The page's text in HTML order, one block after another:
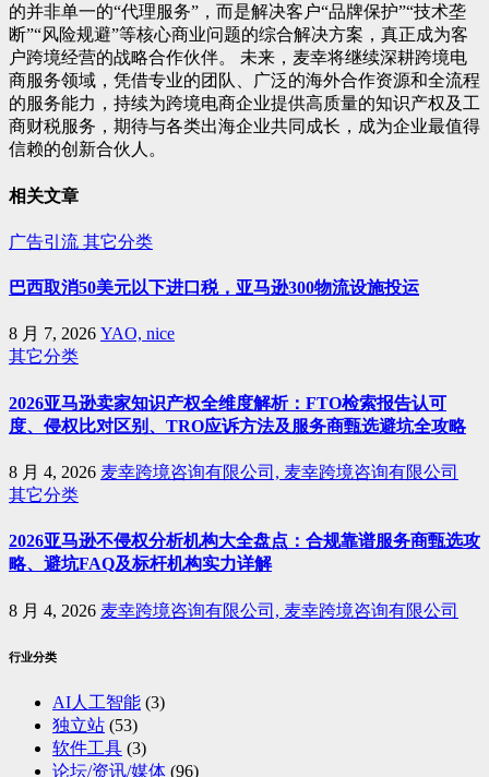
的并非单一的“代理服务”，而是解决客户“品牌保护”“技术垄
断”“风险规避”等核心商业问题的综合解决方案，真正成为客
户跨境经营的战略合作伙伴。 未来，麦幸将继续深耕跨境电
商服务领域，凭借专业的团队、广泛的海外合作资源和全流程
的服务能力，持续为跨境电商企业提供高质量的知识产权及工
商财税服务，期待与各类出海企业共同成长，成为企业最值得
信赖的创新合伙人。
相关文章
广告引流 其它分类
巴西取消50美元以下进口税，亚马逊300物流设施投运
8 月 7, 2026 YAO, nice
其它分类
2026亚马逊卖家知识产权全维度解析：FTO检索报告认可
度、侵权比对区别、TRO应诉方法及服务商甄选避坑全攻略
8 月 4, 2026 麦幸跨境咨询有限公司, 麦幸跨境咨询有限公司
其它分类
2026亚马逊不侵权分析机构大全盘点：合规靠谱服务商甄选攻
略、避坑FAQ及标杆机构实力详解
8 月 4, 2026 麦幸跨境咨询有限公司, 麦幸跨境咨询有限公司
行业分类
AI人工智能 (3)
独立站 (53)
软件工具 (3)
论坛/资讯/媒体 (96)